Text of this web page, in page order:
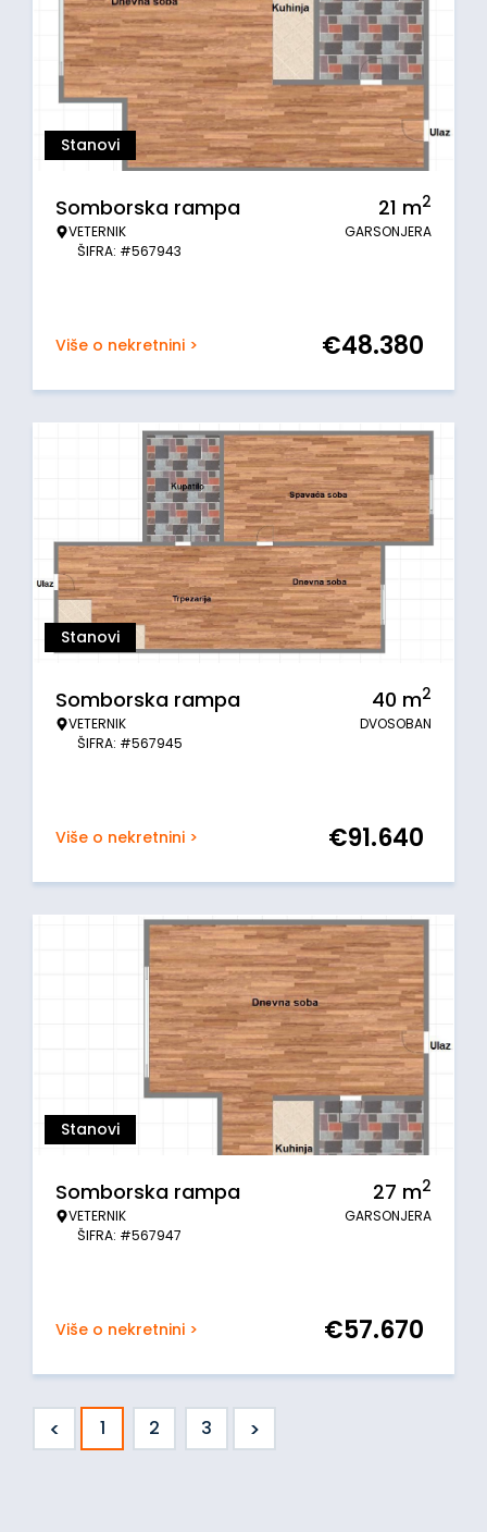
Stanovi
Somborska rampa
VETERNIK
ŠIFRA: #567943
21 m2
GARSONJERA
Više o nekretnini > €48.380
Stanovi
Somborska rampa
VETERNIK
ŠIFRA: #567945
40 m2
DVOSOBAN
Više o nekretnini > €91.640
Stanovi
Somborska rampa
VETERNIK
ŠIFRA: #567947
27 m2
GARSONJERA
Više o nekretnini > €57.670
< 1 2 3 >